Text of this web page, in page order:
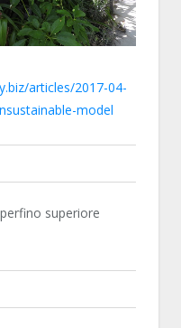
articles/2017-04-
model
superiore